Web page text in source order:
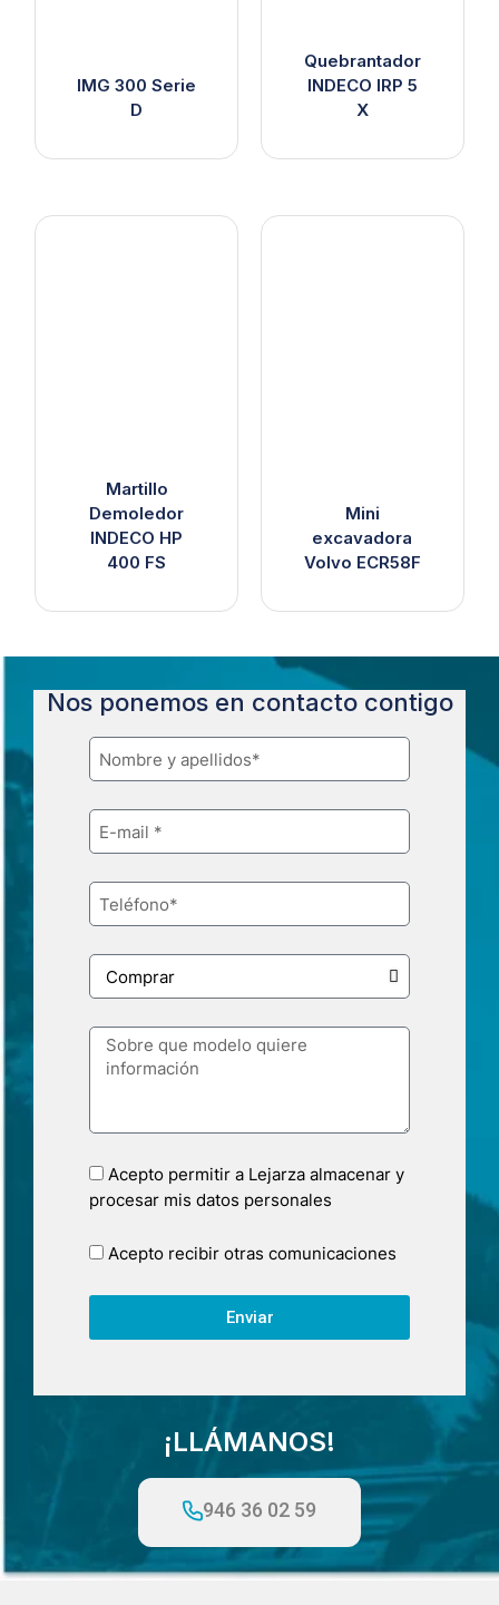
IMG 300 Serie
D
Quebrantador
INDECO IRP 5
X
Martillo
Demoledor
INDECO HP
400 FS
Mini
excavadora
Volvo ECR58F
Nos ponemos en contacto contigo
Acepto permitir a Lejarza almacenar y
procesar mis datos personales
Acepto recibir otras comunicaciones
Enviar
¡LLÁMANOS!
946 36 02 59